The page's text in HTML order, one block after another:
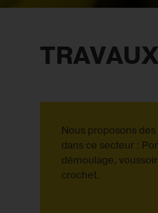
Nous proposons
dans ce secteur :
démoulage,
crochet.